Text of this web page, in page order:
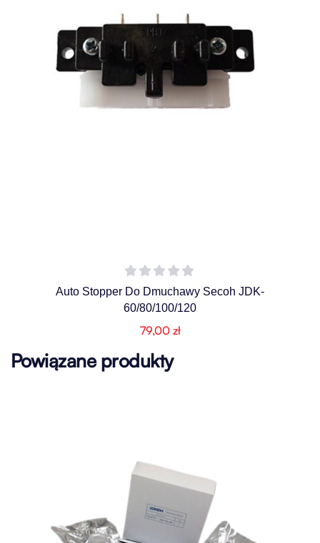
Auto Stopper Do Dmuchawy Secoh JDK-
60/80/100/120
79,00 zł
Powiązane produkty